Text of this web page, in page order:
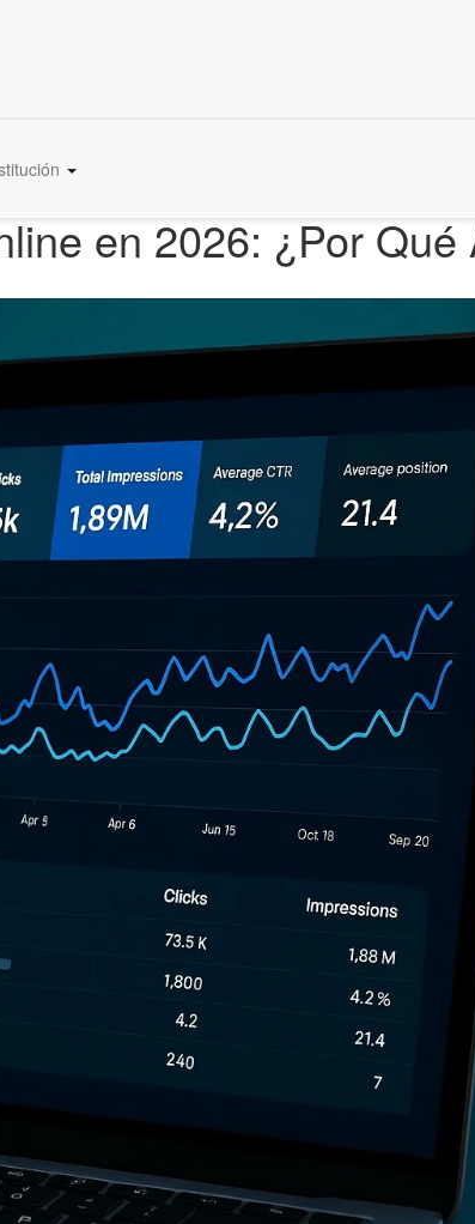
en 2026: ¿Por Qué